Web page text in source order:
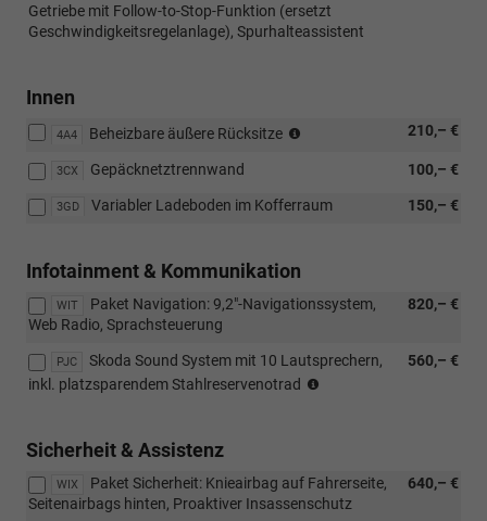
Getriebe mit Follow-to-Stop-Funktion (ersetzt
Geschwindigkeitsregelanlage), Spurhalteassistent
Innen
4A4 210,– €
Beheizbare äußere Rücksitze
beheizbarer
3CX 100,– €
Gepäcknetztrennwand
3GD 150,– €
Variabler Ladeboden im Kofferraum
Infotainment & Kommunikation
WIT 820,– €
Paket Navigation: 9,2"-Navigationssystem,
Web Radio, Sprachsteuerung
PJC 560,– €
Skoda Sound System mit 10 Lautsprechern,
inkl. platzsparendem Stahlreservenotrad
Sicherheit & Assistenz
WIX 640,– €
Paket Sicherheit: Knieairbag auf Fahrerseite,
Seitenairbags hinten, Proaktiver Insassenschutz